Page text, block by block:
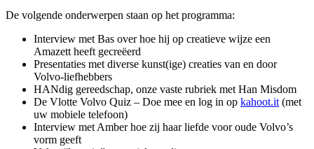
De volgende onderwerpen staan op het programma:
Interview met Bas over hoe hij op creatieve wijze een
Amazett heeft gecreëerd
Presentaties met diverse kunst(ige) creaties van en door
Volvo-liefhebbers
HANdig gereedschap, onze vaste rubriek met Han Misdom
De Vlotte Volvo Quiz – Doe mee en log in op kahoot.it (met
uw mobiele telefoon)
Interview met Amber hoe zij haar liefde voor oude Volvo’s
vorm geeft